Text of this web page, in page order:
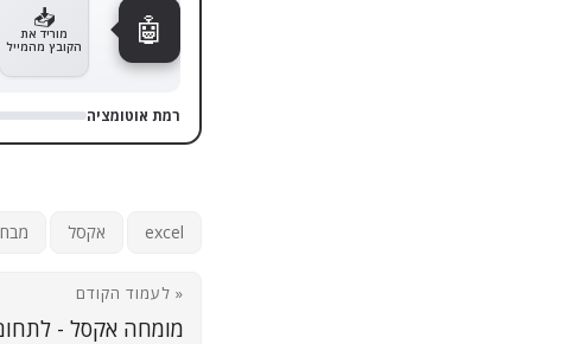
📥
מוריד את
הקובץ מהמייל 🤖
רמת אוטומציה
excel אקסל
« לעמוד הקודם
מומחה אקסל -